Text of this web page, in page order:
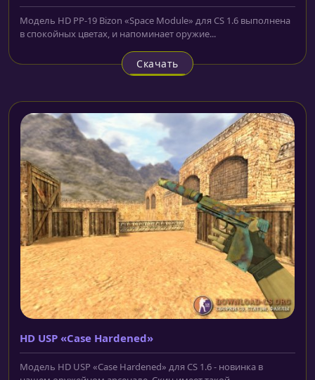
Модель HD PP-19 Bizon «Space Module» для CS 1.6 выполнена
в спокойных цветах, и напоминает оружие...
Скачать
HD USP «Case Hardened»
Модель HD USP «Case Hardened» для CS 1.6 - новинка в